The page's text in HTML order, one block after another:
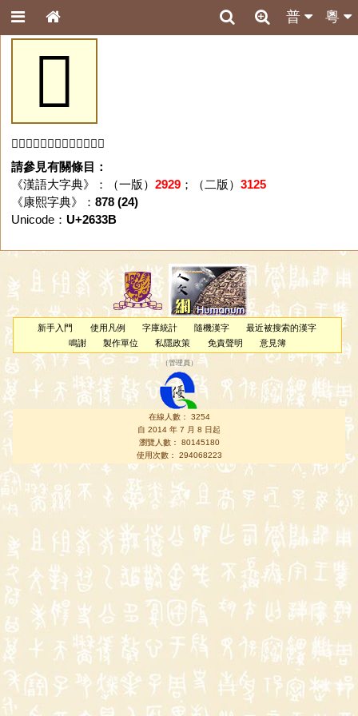
粵
普
𦌻
「𦌻」字未收錄於本資料庫。
請參見有關條目：
《漢語大字典》：（一版） 2929；（二版） 3125
《康熙字典》： 878 (24)
Unicode： U+2633B
新手入門 使用凡例 字庫統計 隨機漢字
最近被搜索的漢字
鳴謝
製作單位 私隱政策 免責聲明 意見簿
（管理員 ）
在線人數： 3254
自 2014 年 7 月 8 日起
瀏覽人數： 80145180
使用次數： 294068223